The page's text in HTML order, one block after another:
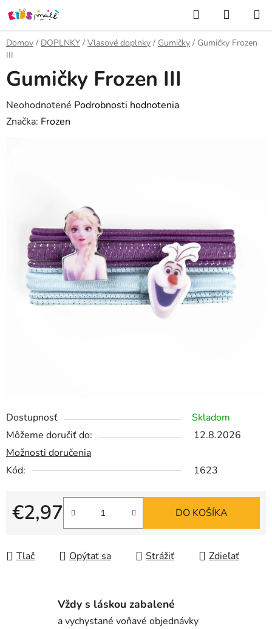
Prejsť
na
obsah
Hľadať
KOŠÍK
Domov / DOPLNKY / Vlasové doplnky / Gumičky / Gumičky Frozen
III
Dostupnosť
Skladom
Môžeme doručiť do:
12.8.2026
Možnosti doručenia
Kód:
1623
€2,97
Jednotková cena:
DO KOŠÍKA
Tlač Opýtať sa Strážiť Zdieľať
Gumičky Frozen III
Priemerné
hodnotenie
Neohodnotené Podrobnosti hodnotenia
Značka: Frozen
Vždy s láskou zabalené
a vychystané voňavé objednávky